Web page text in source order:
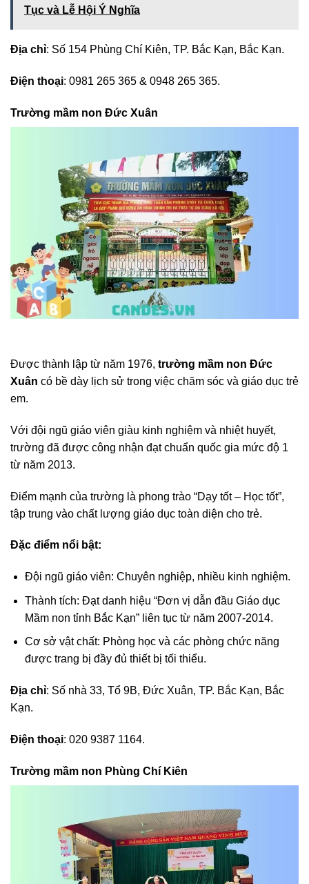
Tục và Lễ Hội Ý Nghĩa
Địa chỉ: Số 154 Phùng Chí Kiên, TP. Bắc Kạn, Bắc Kạn.
Điện thoại: 0981 265 365 & 0948 265 365.
Trường mầm non Đức Xuân
Được thành lập từ năm 1976, trường mầm non Đức
Xuân có bề dày lịch sử trong việc chăm sóc và giáo dục trẻ
em.
Với đội ngũ giáo viên giàu kinh nghiệm và nhiệt huyết,
trường đã được công nhận đạt chuẩn quốc gia mức độ 1
từ năm 2013.
Điểm mạnh của trường là phong trào “Dạy tốt – Học tốt”,
tập trung vào chất lượng giáo dục toàn diện cho trẻ.
Đặc điểm nổi bật:
Đội ngũ giáo viên: Chuyên nghiệp, nhiều kinh nghiệm.
Thành tích: Đạt danh hiệu “Đơn vị dẫn đầu Giáo dục
Mầm non tỉnh Bắc Kạn” liên tục từ năm 2007-2014.
Cơ sở vật chất: Phòng học và các phòng chức năng
được trang bị đầy đủ thiết bị tối thiểu.
Địa chỉ: Số nhà 33, Tổ 9B, Đức Xuân, TP. Bắc Kạn, Bắc
Kạn.
Điện thoại: 020 9387 1164.
Trường mầm non Phùng Chí Kiên